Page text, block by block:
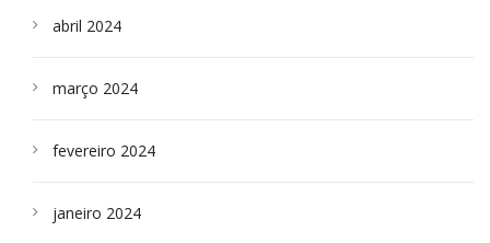
abril 2024
março 2024
fevereiro 2024
janeiro 2024